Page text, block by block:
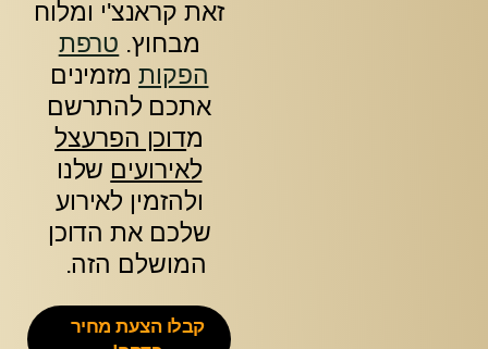
זאת קראנצ'י ומלוח
מבחוץ.טרפת
מזמינים
אתכם להתרשם
דוכן הפרעצל
לאירועיםשלנו
ולהזמין לאירוע
שלכם את הדוכן
המושלם הזה.
קבלו הצעת מחיר